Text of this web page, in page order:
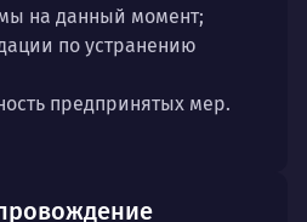
на данный момент;
по устранению
предпринятых мер.